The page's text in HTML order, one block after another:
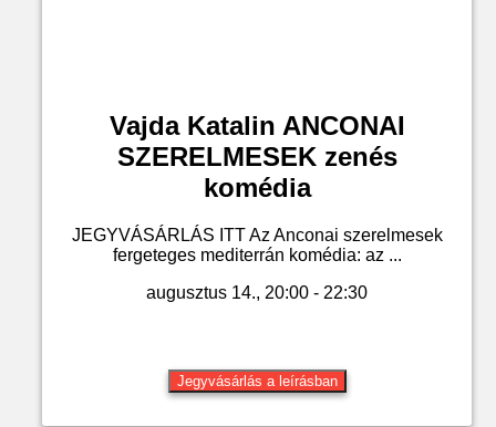
Vajda Katalin ANCONAI
SZERELMESEK zenés
komédia
JEGYVÁSÁRLÁS ITT Az Anconai szerelmesek
fergeteges mediterrán komédia: az ...
augusztus 14., 20:00 - 22:30
Jegyvásárlás a leírásban